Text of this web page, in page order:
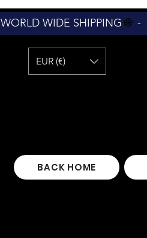
WORLD WIDE SHIPPING🌐 -
EUR (€)
BACK HOME